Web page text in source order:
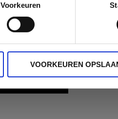
Voorkeuren
VOORKEUREN